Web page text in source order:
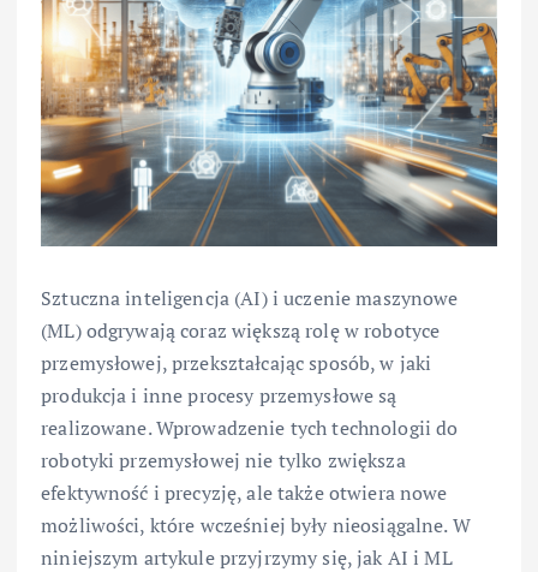
Sztuczna inteligencja (AI) i uczenie maszynowe
(ML) odgrywają coraz większą rolę w robotyce
przemysłowej, przekształcając sposób, w jaki
produkcja i inne procesy przemysłowe są
realizowane. Wprowadzenie tych technologii do
robotyki przemysłowej nie tylko zwiększa
efektywność i precyzję, ale także otwiera nowe
możliwości, które wcześniej były nieosiągalne. W
niniejszym artykule przyjrzymy się, jak AI i ML